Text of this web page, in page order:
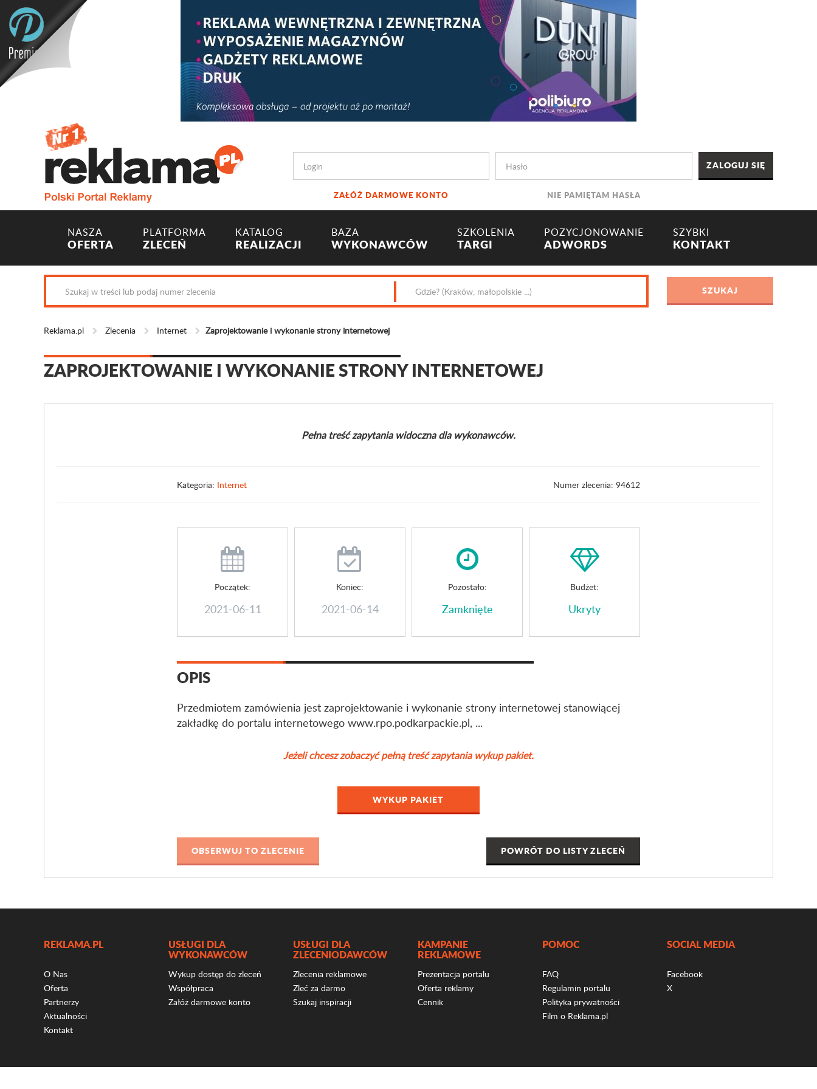
ZAŁÓŻ DARMOWE KONTO NIE PAMIĘTAM HASŁA
NASZA
OFERTA
PLATFORMA
ZLECEŃ
KATALOG
REALIZACJI
BAZA
WYKONAWCÓW
SZKOLENIA
TARGI
POZYCJONOWANIE
ADWORDS
SZYBKI
KONTAKT
Reklama.pl Zlecenia Internet Zaprojektowanie i wykonanie strony internetowej
ZAPROJEKTOWANIE I WYKONANIE STRONY INTERNETOWEJ
Pełna treść zapytania widoczna dla wykonawców.
Kategoria: Internet Numer zlecenia: 94612
Początek:
2021-06-11
Koniec:
2021-06-14
Pozostało:
Zamknięte
Budżet:
Ukryty
OPIS
Przedmiotem zamówienia jest zaprojektowanie i wykonanie strony internetowej stanowiącej
zakładkę do portalu internetowego www.rpo.podkarpackie.pl, ...
Jeżeli chcesz zobaczyć pełną treść zapytania wykup pakiet.
WYKUP PAKIET
POWRÓT DO LISTY ZLECEŃ
REKLAMA.PL
O Nas
Oferta
Partnerzy
Aktualności
Kontakt
USŁUGI DLA
WYKONAWCÓW
Wykup dostęp do zleceń
Współpraca
Załóż darmowe konto
USŁUGI DLA
ZLECENIODAWCÓW
Zlecenia reklamowe
Zleć za darmo
Szukaj inspiracji
KAMPANIE
REKLAMOWE
Prezentacja portalu
Oferta reklamy
Cennik
POMOC
FAQ
Regulamin portalu
Polityka prywatności
Film o Reklama.pl
SOCIAL MEDIA
Facebook
X